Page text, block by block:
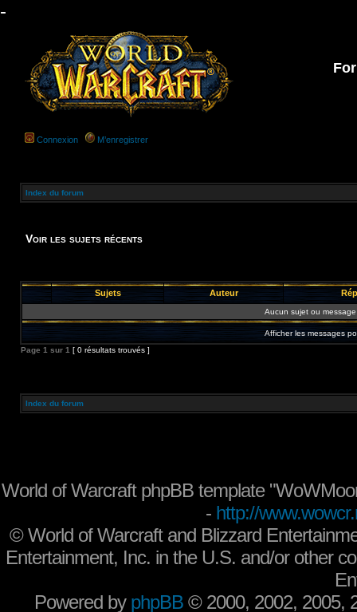
-
Connexion M’enregistrer
Index du forum
Voir les sujets récents
Sujets Auteur
Aucun sujet ou
Afficher les messages
Page 1 sur 1 [ 0 résultats trouvés ]
Index du forum
World of Warcraft phpBB template
- http://
©World of Warcraft and Blizzard
Entertainment, Inc. in the U.S. and/or other
Powered by phpBB © 2000, 2002, 2005,